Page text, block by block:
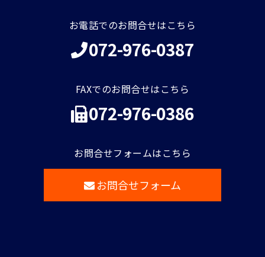
お電話でのお問合せはこちら
072-976-0387
FAXでのお問合せはこちら
072-976-0386
お問合せフォームはこちら
お問合せフォーム